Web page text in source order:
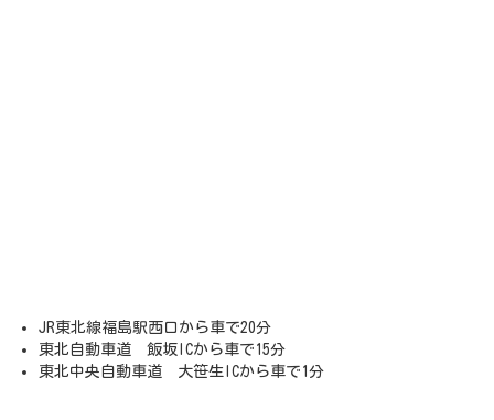
JR東北線福島駅西口から車で20分
東北自動車道 飯坂ICから車で15分
東北中央自動車道 大笹生ICから車で1分